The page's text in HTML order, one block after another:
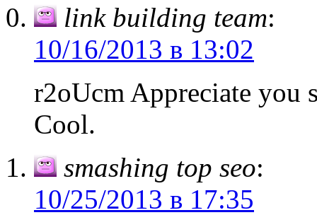
link building team:
10/16/2013 в 13:02
r2oUcm Appreciate you
Cool.
smashing top seo:
10/25/2013 в 17:35